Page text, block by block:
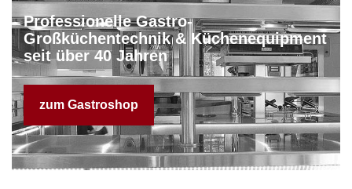
Professionelle Gastro-
Großküchentechnik & Küchenequipment
seit über 40 Jahren
zum Gastroshop